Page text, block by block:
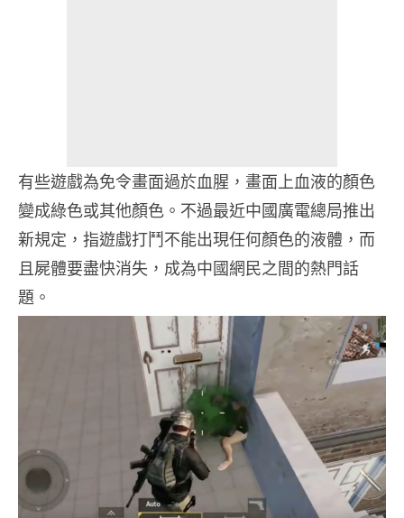
有些遊戲為免令畫面過於血腥，畫面上血液的顏色
變成綠色或其他顏色。不過最近中國廣電總局推出
新規定，指遊戲打鬥不能出現任何顏色的液體，而
且屍體要盡快消失，成為中國網民之間的熱門話
題。